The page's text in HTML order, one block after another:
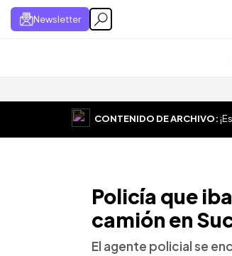
Newsletter
CONTENIDO DE ARCHIVO:
Policía que
camión en
El agente policial se